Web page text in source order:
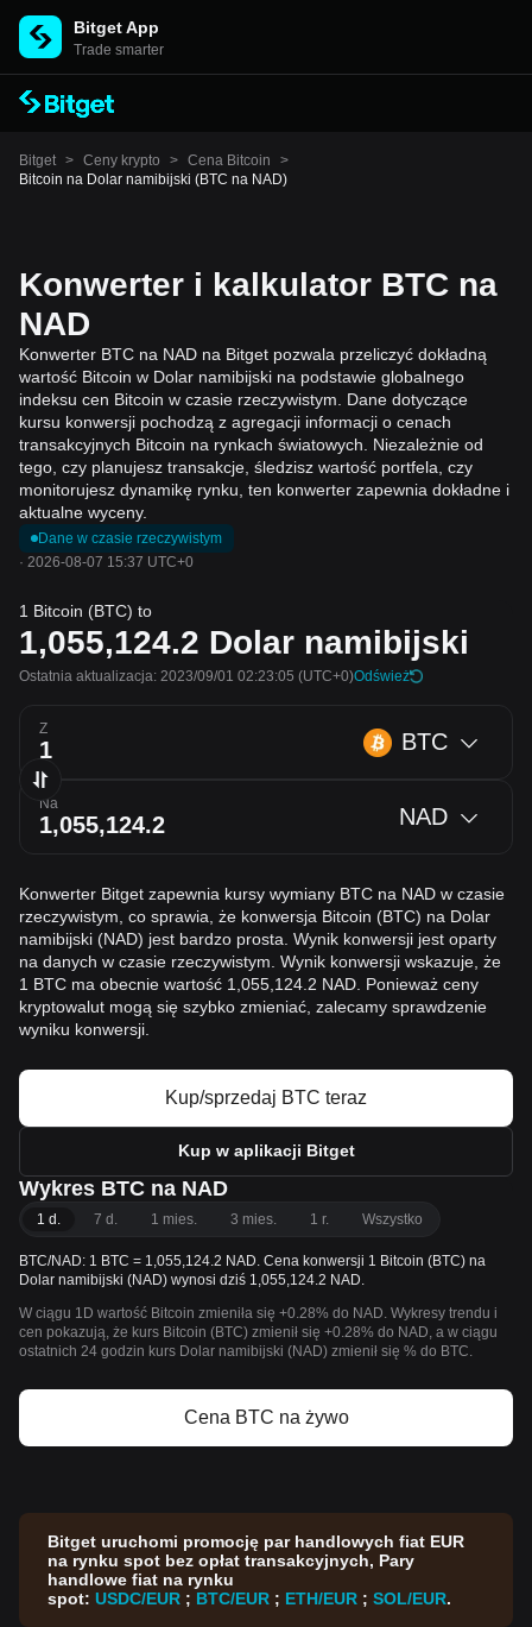
Bitget App
Trade smarter
Bitget > Ceny krypto > Cena Bitcoin
>
Bitcoin na Dolar namibijski (BTC na NAD)
Konwerter i kalkulator BTC na
NAD
Konwerter BTC na NAD na Bitget pozwala przeliczyć dokładną
wartość Bitcoin w Dolar namibijski na podstawie globalnego
indeksu cen Bitcoin w czasie rzeczywistym. Dane dotyczące
kursu konwersji pochodzą z agregacji informacji o cenach
transakcyjnych Bitcoin na rynkach światowych. Niezależnie od
tego, czy planujesz transakcje, śledzisz wartość portfela, czy
monitorujesz dynamikę rynku, ten konwerter zapewnia dokładne i
aktualne wyceny.
Dane w czasie rzeczywistym
· 2026-08-07 15:37 UTC+0
1 Bitcoin (BTC) to
1,055,124.2 Dolar namibijski
Ostatnia aktualizacja: 2023/09/01 02:23:05 (UTC+0)Odśwież
Z BTC
Na NAD
Konwerter Bitget zapewnia kursy wymiany BTC na NAD w czasie
rzeczywistym, co sprawia, że konwersja Bitcoin (BTC) na Dolar
namibijski (NAD) jest bardzo prosta. Wynik konwersji jest oparty
na danych w czasie rzeczywistym. Wynik konwersji wskazuje, że
1 BTC ma obecnie wartość 1,055,124.2 NAD. Ponieważ ceny
kryptowalut mogą się szybko zmieniać, zalecamy sprawdzenie
wyniku konwersji.
Kup/sprzedaj BTC teraz
Kup w aplikacji Bitget
Wykres BTC na NAD
1 d. 7 d. 1 mies. 3 mies. 1 r. Wszystko
BTC/NAD: 1 BTC = 1,055,124.2 NAD. Cena konwersji 1 Bitcoin (BTC) na
Dolar namibijski (NAD) wynosi dziś 1,055,124.2 NAD.
W ciągu 1D wartość Bitcoin zmieniła się +0.28% do NAD. Wykresy trendu i
cen pokazują, że kurs Bitcoin (BTC) zmienił się +0.28% do NAD, a w ciągu
ostatnich 24 godzin kurs Dolar namibijski (NAD) zmienił się % do BTC.
Cena BTC na żywo
Bitget uruchomi promocję par handlowych fiat EUR
na rynku spot bez opłat transakcyjnych, Pary
handlowe fiat na rynku
spot: USDC/EUR ; BTC/EUR ; ETH/EUR ; SOL/EUR.